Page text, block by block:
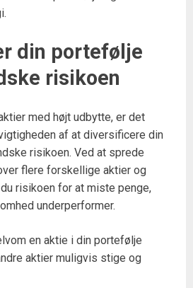
din portefølje
risikoen
med højt udbytte, er det
af at diversificere din
risikoen. Ved at sprede
flere forskellige aktier og
risikoen for at miste penge,
underperformer.
en aktie i din portefølje
aktier muligvis stige og